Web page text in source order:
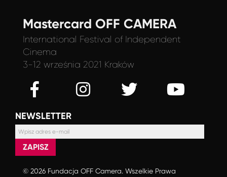
Mastercard OFF CAMERA
International Festival of Independent
Cinema
3-12 września 2021 Kraków
NEWSLETTER
ZAPISZ
© 2026 Fundacja OFF Camera. Wszelkie Prawa